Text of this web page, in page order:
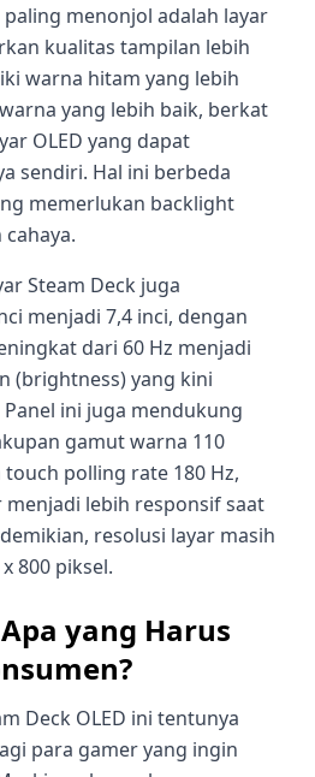
paling menonjol adalah layar
kualitas tampilan lebih
warna hitam yang lebih
yang lebih baik, berkat
OLED yang dapat
sendiri. Hal ini berbeda
memerlukan backlight
Steam Deck juga
menjadi 7,4 inci, dengan
dari 60 Hz menjadi
(brightness) yang kini
ini juga mendukung
gamut warna 110
touch polling rate 180 Hz,
lebih responsif saat
resolusi layar masih
800 piksel.
yang Harus
Deck OLED ini tentunya
para gamer yang ingin